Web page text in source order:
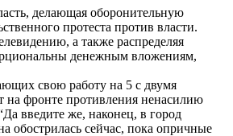
делающая оборонительную
протеста против власти.
а также распределяя
денежным вложениям,
свою работу на 5 с двумя
на фронте противления ненасилию
введите же, наконец, в город
обострилась сейчас, пока опричные